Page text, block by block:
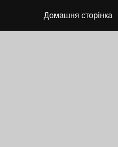
Домашня сторінка